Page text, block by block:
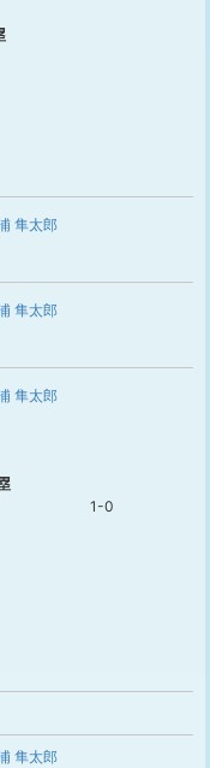
隼太郎
隼太郎
隼太郎
1-0
隼太郎